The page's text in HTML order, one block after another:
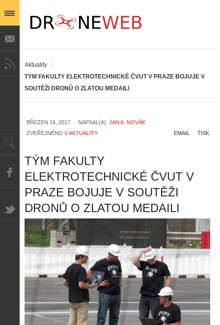
Aktuality /
TÝM FAKULTY ELEKTROTECHNICKÉ ČVUT V PRAZE BOJUJE V
SOUTĚŽI DRONŮ O ZLATOU MEDAILI
BŘEZEN 16, 2017 NAPSAL(A) JAN A. NOVÁK
ZVEŘEJNĚNO VAKTUALITY TISK
EMAIL
TÝM FAKULTY
ELEKTROTECHNICKÉ ČVUT V
PRAZE BOJUJE V SOUTĚŽI
DRONŮ O ZLATOU MEDAILI